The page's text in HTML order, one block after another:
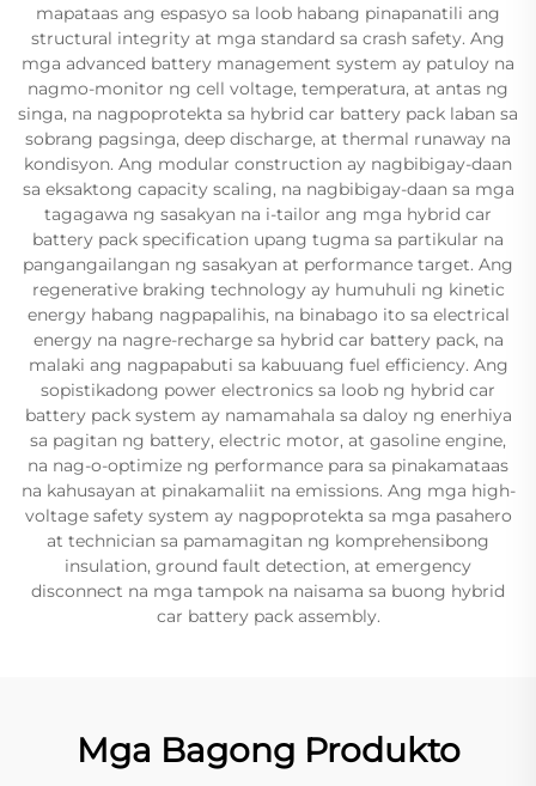
mapataas ang espasyo sa loob habang pinapanatili ang
structural integrity at mga standard sa crash safety. Ang
mga advanced battery management system ay patuloy na
nagmo-monitor ng cell voltage, temperatura, at antas ng
singa, na nagpoprotekta sa hybrid car battery pack laban sa
sobrang pagsinga, deep discharge, at thermal runaway na
kondisyon. Ang modular construction ay nagbibigay-daan
sa eksaktong capacity scaling, na nagbibigay-daan sa mga
tagagawa ng sasakyan na i-tailor ang mga hybrid car
battery pack specification upang tugma sa partikular na
pangangailangan ng sasakyan at performance target. Ang
regenerative braking technology ay humuhuli ng kinetic
energy habang nagpapalihis, na binabago ito sa electrical
energy na nagre-recharge sa hybrid car battery pack, na
malaki ang nagpapabuti sa kabuuang fuel efficiency. Ang
sopistikadong power electronics sa loob ng hybrid car
battery pack system ay namamahala sa daloy ng enerhiya
sa pagitan ng battery, electric motor, at gasoline engine,
na nag-o-optimize ng performance para sa pinakamataas
na kahusayan at pinakamaliit na emissions. Ang mga high-
voltage safety system ay nagpoprotekta sa mga pasahero
at technician sa pamamagitan ng komprehensibong
insulation, ground fault detection, at emergency
disconnect na mga tampok na naisama sa buong hybrid
car battery pack assembly.
Mga Bagong Produkto